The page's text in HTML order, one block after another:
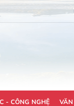
- CÔNG NGHỆ